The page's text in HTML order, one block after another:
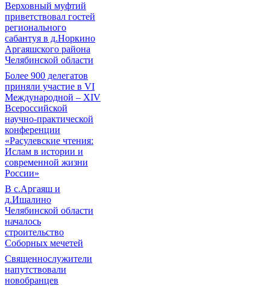
Верховный муфтий
приветствовал гостей
регионального
сабантуя в д.Норкино
Аргаяшского района
Челябинской области
Более 900 делегатов
приняли участие в VI
Международной – ХIV
Всероссийской
научно-практической
конференции
«Расулевские чтения:
Ислам в истории и
современной жизни
России»
В с.Аргаяш и
д.Ишалино
Челябинской области
началось
строительство
Соборных мечетей
Священнослужители
напутствовали
новобранцев